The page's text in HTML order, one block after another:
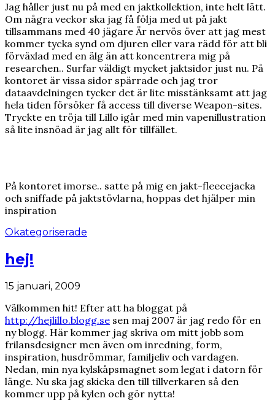
Jag håller just nu på med en jaktkollektion, inte helt lätt.
Om några veckor ska jag få följa med ut på jakt
tillsammans med 40 jägare Är nervös över att jag mest
kommer tycka synd om djuren eller vara rädd för att bli
förväxlad med en älg än att koncentrera mig på
researchen.. Surfar väldigt mycket jaktsidor just nu. På
kontoret är vissa sidor spärrade och jag tror
dataavdelningen tycker det är lite misstänksamt att jag
hela tiden försöker få access till diverse Weapon-sites.
Tryckte en tröja till Lillo igår med min vapenillustration
så lite insnöad är jag allt för tillfället.
På kontoret imorse.. satte på mig en jakt-fleecejacka
och sniffade på jaktstövlarna, hoppas det hjälper min
inspiration
Okategoriserade
hej!
15 januari, 2009
Välkommen hit! Efter att ha bloggat på
http://hejlillo.blogg.se sen maj 2007 är jag redo för en
ny blogg. Här kommer jag skriva om mitt jobb som
frilansdesigner men även om inredning, form,
inspiration, husdrömmar, familjeliv och vardagen.
Nedan, min nya kylskåpsmagnet som legat i datorn för
länge. Nu ska jag skicka den till tillverkaren så den
kommer upp på kylen och gör nytta!